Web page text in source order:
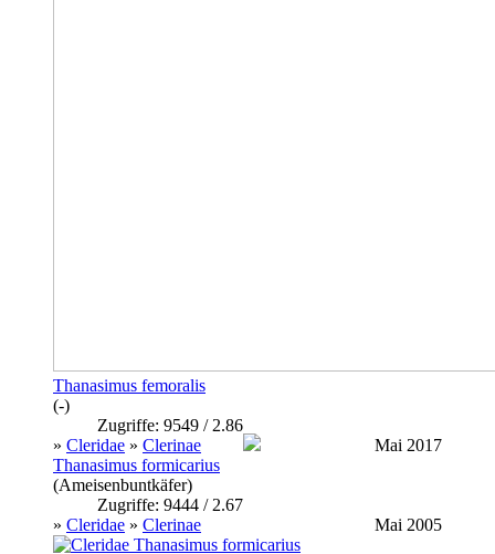
Thanasimus femoralis
(-)
Zugriffe: 9549 / 2.86
» Cleridae » Clerinae
Mai 2017
Thanasimus formicarius
(Ameisenbuntkäfer)
Zugriffe: 9444 / 2.67
» Cleridae » Clerinae Mai 2005